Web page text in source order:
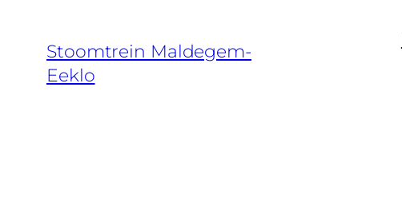
inhoud
Stoomtrein Maldegem-
Eeklo